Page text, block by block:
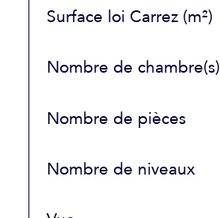
Surface loi Carrez (m²)
Nombre de chambre(s)
Nombre de pièces
Nombre de niveaux